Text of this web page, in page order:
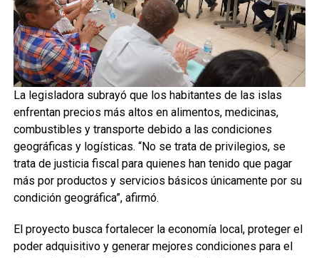
La legisladora subrayó que los habitantes de las islas
enfrentan precios más altos en alimentos, medicinas,
combustibles y transporte debido a las condiciones
geográficas y logísticas. “No se trata de privilegios, se
trata de justicia fiscal para quienes han tenido que pagar
más por productos y servicios básicos únicamente por su
condición geográfica”, afirmó.
El proyecto busca fortalecer la economía local, proteger el
poder adquisitivo y generar mejores condiciones para el